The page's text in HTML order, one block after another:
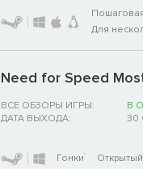
Для
Need for Speed
ВСЕ ОБЗОРЫ ИГРЫ:
В
ДАТА ВЫХОДА:
30
Гонки